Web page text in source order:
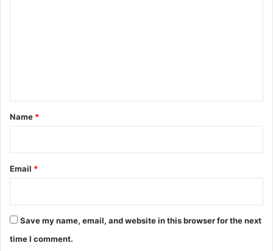
*
Name *
Email *
Save my name, email, and website in this browser for the next
time I comment.